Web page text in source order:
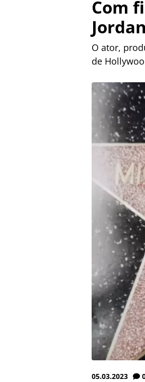
Com
O ator,
de
05.03.2023